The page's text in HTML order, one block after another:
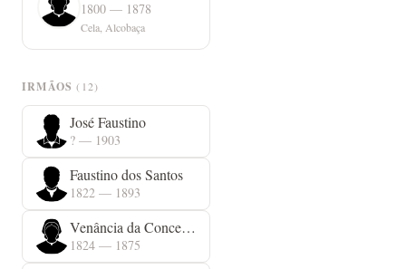
1800 — 1878
Cela, Alcobaça
IRMÃOS(12)
José Faustino
? — 1903
Faustino dos Santos
1822 — 1893
Venância da Conceição
1824 — 1875